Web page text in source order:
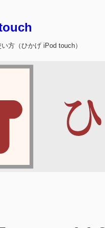
方（ひかげ iPod touch）